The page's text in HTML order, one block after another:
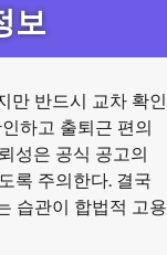
보
만 반드시 교차 확인
하고 출퇴근 편의
성은 공식 공고의
록 주의한다. 결국
습관이 합법적 고용